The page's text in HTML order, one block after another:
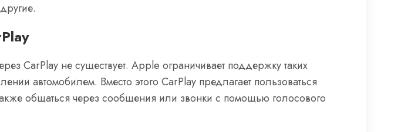
CarPlay не существует. Apple ограничивает поддержку таких
автомобилем. Вместо этого CarPlay предлагает пользоваться
общаться через сообщения или звонки с помощью голосового